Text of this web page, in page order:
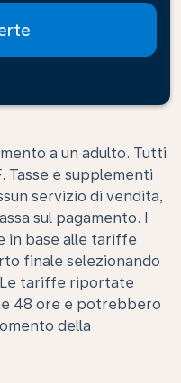
a un adulto. Tutti
Tasse e supplementi
servizio di vendita,
sul pagamento. I
in base alle tariffe
finale selezionando
Le tariffe riportate
48 ore e potrebbero
della